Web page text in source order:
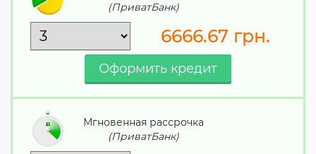
(ПриватБанк)
6666.67 грн.
Мгновенная рассрочка
(ПриватБанк)